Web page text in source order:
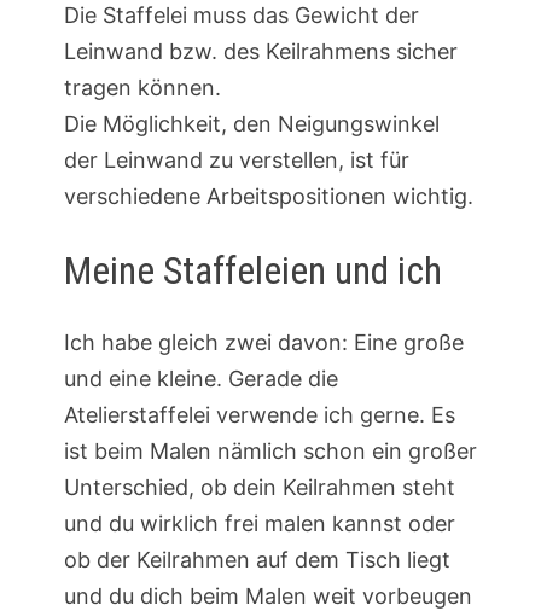
Die Staffelei muss das Gewicht der
Leinwand bzw. des Keilrahmens sicher
tragen können.
Die Möglichkeit, den Neigungswinkel
der Leinwand zu verstellen, ist für
verschiedene Arbeitspositionen wichtig.
Meine Staffeleien und ich
Ich habe gleich zwei davon: Eine große
und eine kleine. Gerade die
Atelierstaffelei verwende ich gerne. Es
ist beim Malen nämlich schon ein großer
Unterschied, ob dein Keilrahmen steht
und du wirklich frei malen kannst oder
ob der Keilrahmen auf dem Tisch liegt
und du dich beim Malen weit vorbeugen